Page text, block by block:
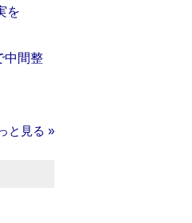
を
中間整
と見る »